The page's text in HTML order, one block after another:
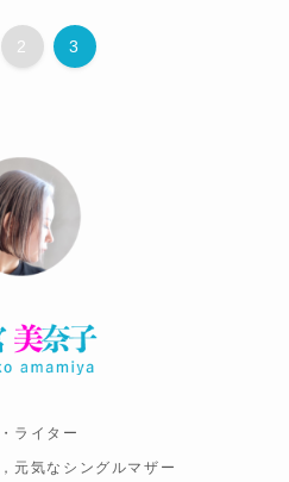
2 3
ライター
元気なシングルマザー